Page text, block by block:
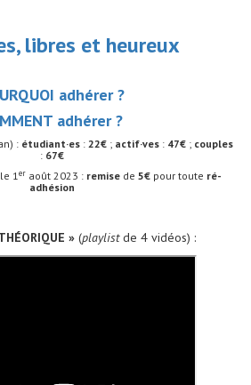
libres et heureux
adhérer ?
adhérer ?
: étudiant·es : 22€ ; actif·ves : 47€ ; couples
: 67€
1eraoût 2023 : remise de 5€ pour toute ré-
adhésion
»(playlistde 4 vidéos) :